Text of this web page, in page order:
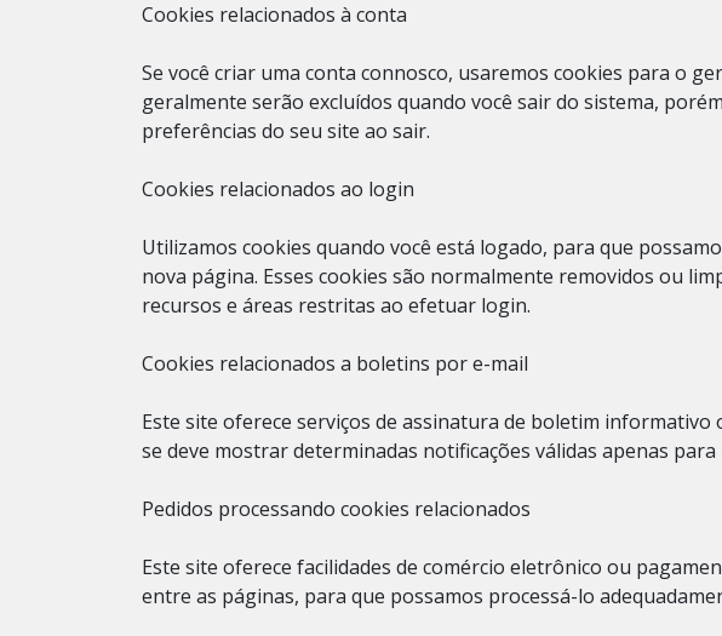
Cookies relacionados à conta
Se você criar uma conta connosco, usaremos cookies para o
geralmente serão excluídos quando você sair do sistema,
preferências do seu site ao sair.
Cookies relacionados ao login
Utilizamos cookies quando você está logado, para que
nova página. Esses cookies são normalmente removidos ou
recursos e áreas restritas ao efetuar login.
Cookies relacionados a boletins por e-mail
Este site oferece serviços de assinatura de boletim
se deve mostrar determinadas notificações válidas apenas
Pedidos processando cookies relacionados
Este site oferece facilidades de comércio eletrônico ou
entre as páginas, para que possamos processá-lo